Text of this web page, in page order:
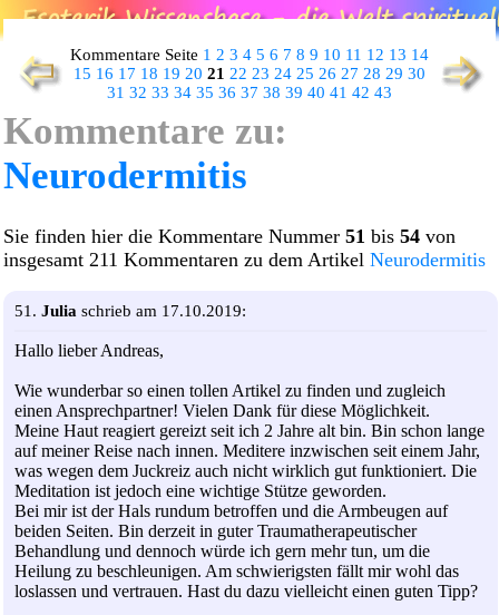
Kommentare Seite 1 2 3 4 5 6 7 8 9 10 11 12 13 14
15 16 17 18 19 20 21 22 23 24 25 26 27 28 29 30
31 32 33 34 35 36 37 38 39 40 41 42 43
Kommentare zu:
Neurodermitis
Sie finden hier die Kommentare Nummer 51 bis 54 von
insgesamt 211 Kommentaren zu dem Artikel Neurodermitis
51. Julia schrieb am 17.10.2019:
Hallo lieber Andreas,
Wie wunderbar so einen tollen Artikel zu finden und zugleich
einen Ansprechpartner! Vielen Dank für diese Möglichkeit.
Meine Haut reagiert gereizt seit ich 2 Jahre alt bin. Bin schon lange
auf meiner Reise nach innen. Meditere inzwischen seit einem Jahr,
was wegen dem Juckreiz auch nicht wirklich gut funktioniert. Die
Meditation ist jedoch eine wichtige Stütze geworden.
Bei mir ist der Hals rundum betroffen und die Armbeugen auf
beiden Seiten. Bin derzeit in guter Traumatherapeutischer
Behandlung und dennoch würde ich gern mehr tun, um die
Heilung zu beschleunigen. Am schwierigsten fällt mir wohl das
loslassen und vertrauen. Hast du dazu vielleicht einen guten Tipp?